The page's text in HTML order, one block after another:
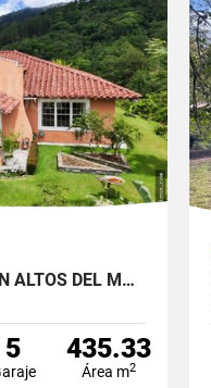
SE VENDE AMPLIA CASA EN ALTOS DEL MARIA CON VISTAS PANORÁMICAS
5 435.33
Área m2